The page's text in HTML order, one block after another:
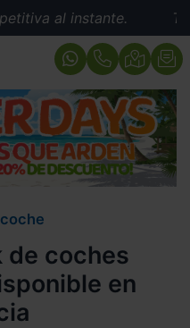
Tasación
de coches
en